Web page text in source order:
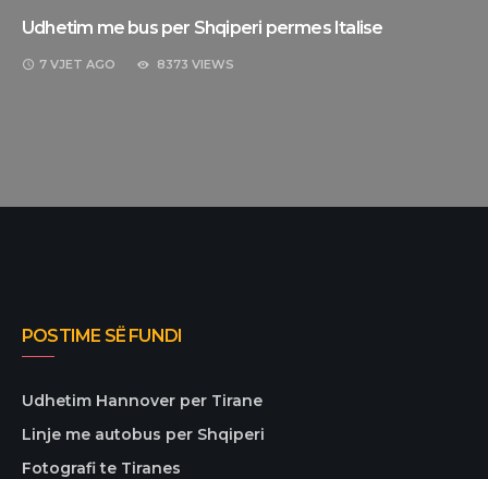
Udhetim me bus per Shqiperi permes Italise
7 VJET AGO 8373 VIEWS
POSTIME SË FUNDI
Udhetim Hannover per Tirane
Linje me autobus per Shqiperi
Fotografi te Tiranes